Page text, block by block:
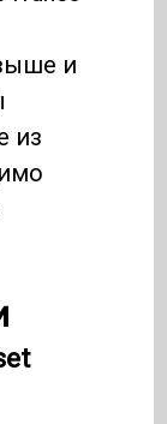
и
из